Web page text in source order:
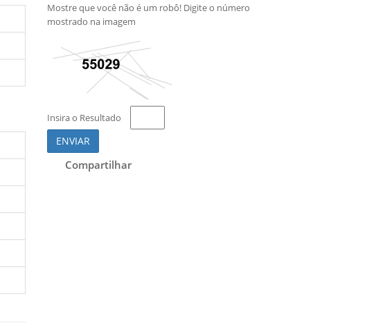
Mostre que você não é um robô! Digite o número
mostrado na imagem
Insira o Resultado
ENVIAR
Compartilhar